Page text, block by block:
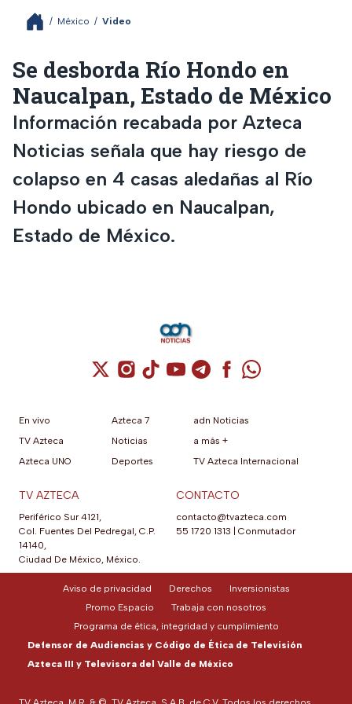
/ México / Video
Se desborda Río Hondo en
Naucalpan, Estado de México
Información recabada por Azteca
Noticias señala que hay riesgo de
colapso en 4 casas aledañas al Río
Hondo ubicado en Naucalpan,
Estado de México.
Cuenta de X / Twitter (se abre en una
Cuenta de Instagram (se abre en una
Cuenta de TikTok (se abre en
Cuenta de YouTube (se abre
Cuenta de Telegram (se
Cuenta de
Cuenta de
En vivo
TV Azteca
Azteca UNO
Azteca 7
Noticias
Deportes
adn Noticias
a más +
TV Azteca Internacional
TV AZTECA
Periférico Sur 4121,
Col. Fuentes Del Pedregal, C.P.
14140,
Ciudad De México, México.
CONTACTO
contacto@tvazteca.com
55 1720 1313 | Conmutador
Aviso de privacidad Derechos
Inversionistas
Promo Espacio
Trabaja con nosotros
Programa de ética, integridad y cumplimiento
Defensor de Audiencias y Código de Ética de Televisión
Azteca III y Televisora del Valle de México